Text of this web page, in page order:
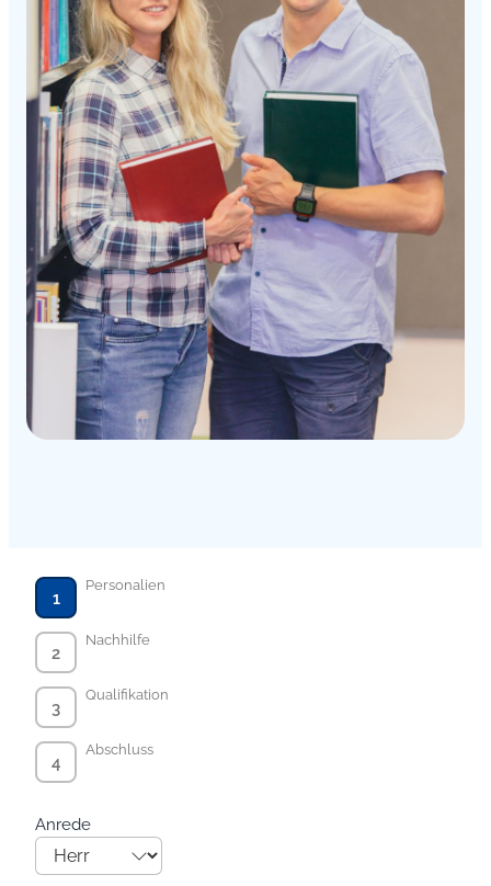
1
Personalien
2
Nachhilfe
3
Qualifikation
4
Abschluss
Anrede